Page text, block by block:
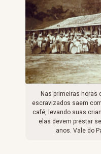
Nas primeiras horas
escravizados saem
café, levando suas
elas devem prestar
anos. Vale do